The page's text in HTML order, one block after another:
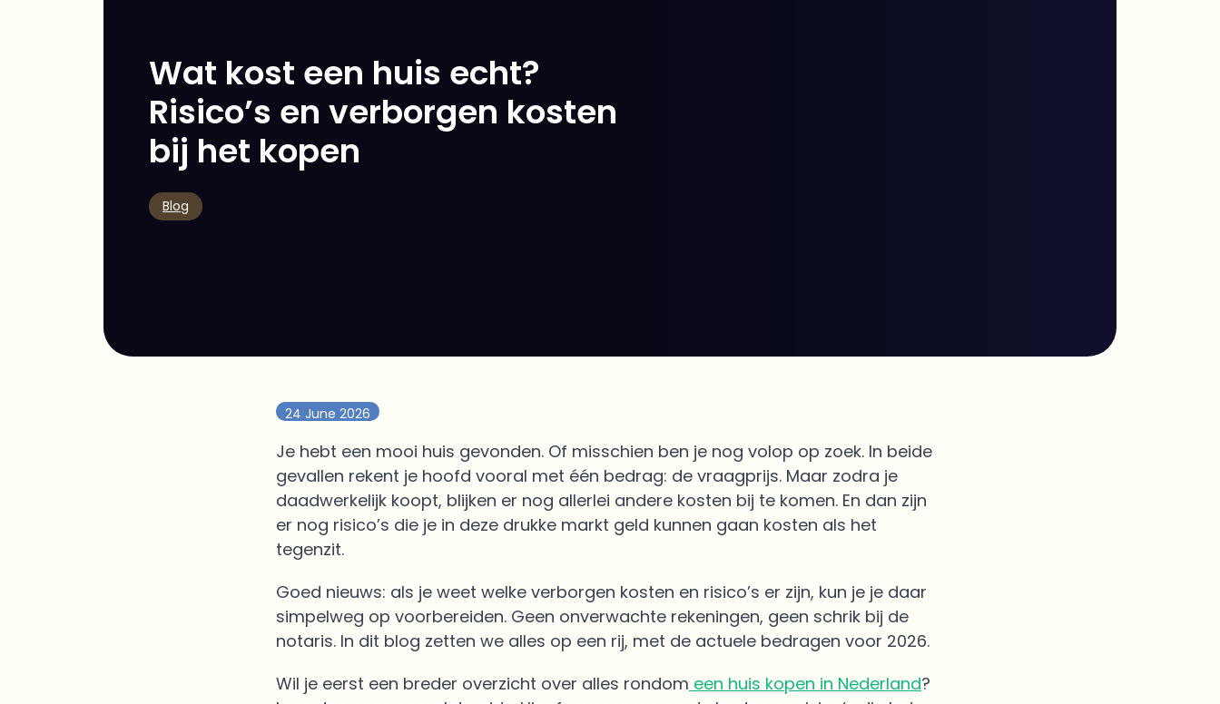
Wat kost een huis echt?
Risico’s en verborgen kosten
bij het kopen
Blog
24 June 2026
Je hebt een mooi huis gevonden. Of misschien ben je nog volop op zoek. In beide
gevallen rekent je hoofd vooral met één bedrag: de vraagprijs. Maar zodra je
daadwerkelijk koopt, blijken er nog allerlei andere kosten bij te komen. En dan zijn
er nog risico’s die je in deze drukke markt geld kunnen gaan kosten als het
tegenzit.
Goed nieuws: als je weet welke verborgen kosten en risico’s er zijn, kun je je daar
simpelweg op voorbereiden. Geen onverwachte rekeningen, geen schrik bij de
notaris. In dit blog zetten we alles op een rij, met de actuele bedragen voor 2026.
Wil je eerst een breder overzicht over alles rondom een huis kopen in Nederland?